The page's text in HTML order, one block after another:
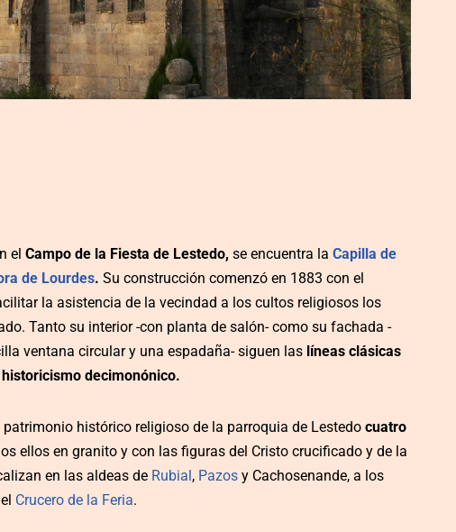
elCampo de la Fiesta de Lestedo, se encuentra laCapilla de
de Lourdes. Su construcción comenzó en 1883 con el
la asistencia de la vecindad a los cultos religiosos los
Tanto su interior -con planta de salón- como su fachada -
ventana circular y una espadaña- siguen las líneas clásicas
decimonónico.
patrimonio histórico religioso de la parroquia de Lestedocuatro
ellos en granito y con las figuras del Cristo crucificado y de la
en las aldeas de Rubial, Pazos y Cachosenande, a los
Crucero de la Feria.